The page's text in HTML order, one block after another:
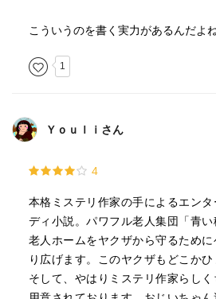
こういうのを書く実力があるんだよ
1
Ｙｏｕｌｉさん
4
本格ミステリ作家の手によるエン
ディ小説。パワフル老人集団「青
老人ホームをヤクザから守るため
り広げます。このヤクザもどこかひ
そして、やはりミステリ作家らし